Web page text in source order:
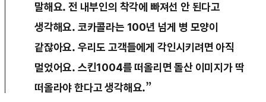
말해요. 전 내부인의 착각에 빠져선 안 된다고
생각해요. 코카콜라는 100년 넘게 병 모양이
같잖아요. 우리도 고객들에게 각인시키려면 아직
멀었어요. 스킨1004를 떠올리면 돌산 이미지가 딱
떠올라야 한다고 생각해요.”